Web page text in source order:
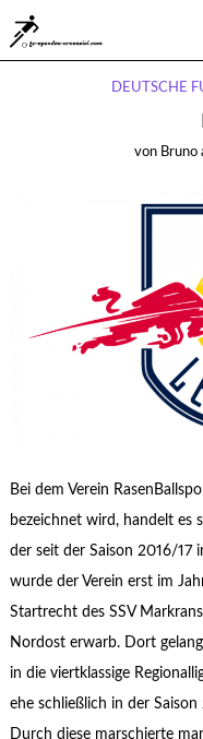
DEUTSCHE
von Bruno
Bei dem Verein
bezeichnet wird, handelt es
der seit der Saison 2016/17
wurde der Verein erst im
Startrecht des SSV
Nordost erwarb. Dort
in die viertklassige
ehe schließlich in der
Durch diese marschierte